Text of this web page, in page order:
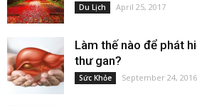
Du Lịch April 25, 2017
Làm thế nào để phát
thư gan?
Sức Khỏe September 24, 2016